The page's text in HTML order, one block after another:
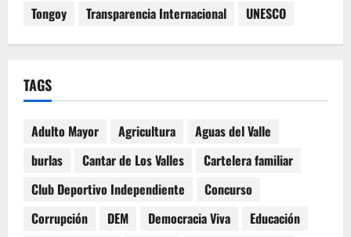
Tongoy Transparencia Internacional UNESCO
TAGS
Adulto Mayor Agricultura
Aguas del Valle
burlas
Cantar de Los Valles
Cartelera familiar
Club Deportivo Independiente
Concurso
Corrupción
DEM Democracia Viva
Educación